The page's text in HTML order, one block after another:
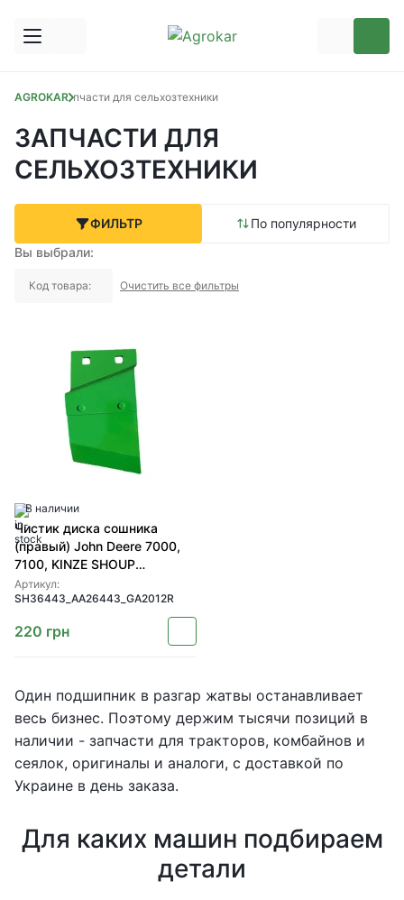
AGROKARЗапчасти для сельхозтехники
ЗАПЧАСТИ ДЛЯ
СЕЛЬХОЗТЕХНИКИ
ФИЛЬТР
По популярности
Вы выбрали:
Код товара: Очистить все фильтры
В наличии
Чистик диска сошника
(правый) John Deere 7000,
7100, KINZE SHOUP
(SH36443 AA26443
GA2012R)
Артикул:
SH36443_AA26443_GA2012R
220 грн
Один подшипник в разгар жатвы останавливает
весь бизнес. Поэтому держим тысячи позиций в
наличии - запчасти для тракторов, комбайнов и
сеялок, оригиналы и аналоги, с доставкой по
Украине в день заказа.
Для каких машин подбираем
детали